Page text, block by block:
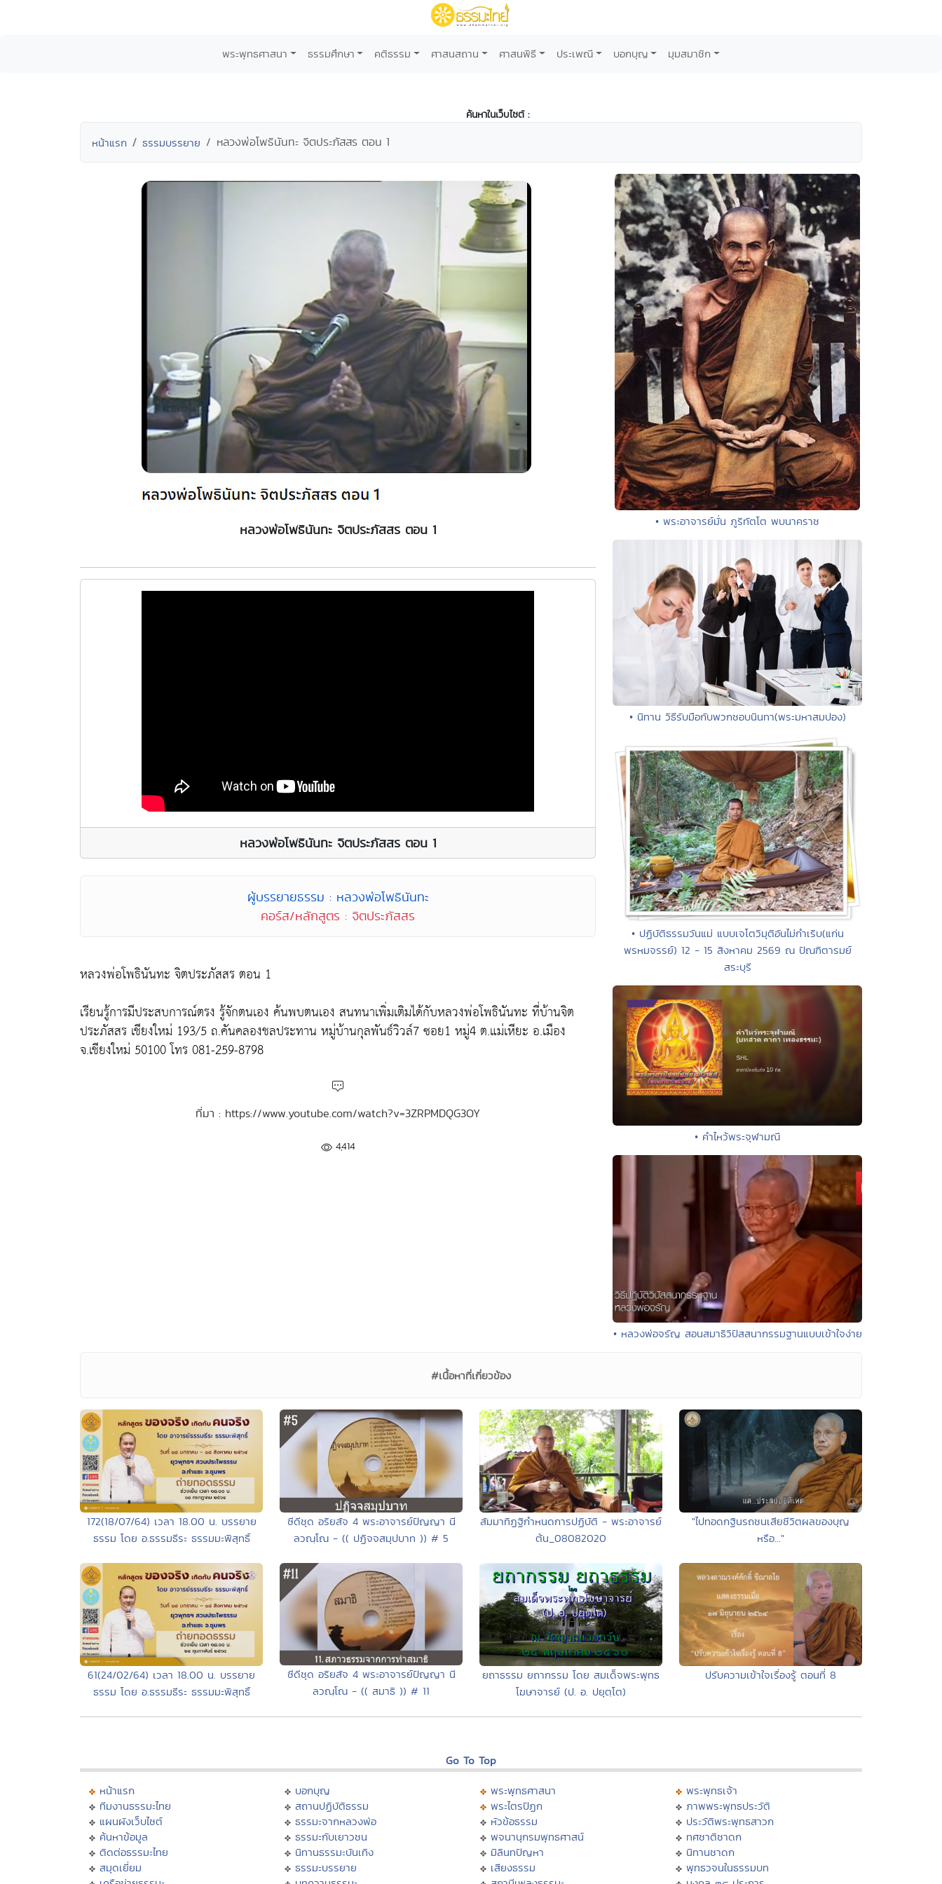
พระพุทธศาสนา ธรรมศึกษา คติธรรม ศาสนสถาน ศาสนพิธี ประเพณี บอกบุญ มุมสมาชิก
ค้นหาในเว็บไซต์ :
หน้าแรก ธรรมบรรยาย หลวงพ่อโพธินันทะ จิตประภัสสร ตอน 1
หลวงพ่อโพธินันทะ จิตประภัสสร ตอน 1
หลวงพ่อโพธินันทะ จิตประภัสสร ตอน 1
ผู้บรรยายธรรม : หลวงพ่อโพธินันทะ
คอร์ส/หลักสูตร : จิตประภัสสร
หลวงพ่อโพธินันทะ จิตประภัสสร ตอน 1
เรียนรู้การมีประสบการณ์ตรง รู้จักตนเอง ค้นพบตนเอง สนทนาเพิ่มเติมได้กับหลวงพ่อโพธินันทะ ที่บ้านจิต
ประภัสสร เชียงใหม่ 193/5 ถ.คันคลองชลประทาน หมู่บ้านกุลพันธ์วิวล์7 ซอย1 หมู่4 ต.แม่เหียะ อ.เมือง
จ.เชียงใหม่ 50100 โทร 081-259-8798
ที่มา : https://www.youtube.com/watch?v=3ZRPMDQG3OY
4,414
• พระอาจารย์มั่น ภูริทัตโต พบนาคราช
• นิทาน วิธีรับมือกับพวกชอบนินทา(พระมหาสมปอง)
• ปฏิบัติธรรมวันแม่ แบบเจโตวิมุติอันไม่กำเริบ(แก่น
พรหมจรรย์) 12 - 15 สิงหาคม 2569 ณ ปัณฑิตารมย์
สระบุรี
• คำไหว้พระจุฬามณี
• หลวงพ่อจรัญ สอนสมาธิวิปัสสนากรรมฐานแบบเข้าใจง่าย
#เนื้อหาที่เกี่ยวข้อง
172(18/07/64) เวลา 18.00 น. บรรยาย
ธรรม โดย อ.ธรรมธีระ ธรรมมะพิสุทธิ์
ซีดีชุด อริยสัจ 4 พระอาจารย์ปัญญา นี
ลวณฺโณ - (( ปฏิจจสมุปบาท )) # 5
สัมมาทิฏฐิกำหนดการปฏิบัติ - พระอาจารย์
ต้น_08082020
"ไปทอดกฐินรถชนเสียชีวิตผลของบุญ
หรือ..."
61(24/02/64) เวลา 18.00 น. บรรยาย
ธรรม โดย อ.ธรรมธีระ ธรรมมะพิสุทธิ์
ซีดีชุด อริยสัจ 4 พระอาจารย์ปัญญา นี
ลวณฺโณ - (( สมาธิ )) # 11
ยถาธรรม ยถากรรม โดย สมเด็จพระพุทธ
โฆษาจารย์ (ป. อ. ปยุตฺโต)
ปรับความเข้าใจเรื่องรู้ ตอนที่ 8
Go To Top
หน้าแรก
ทีมงานธรรมะไทย
แผนผังเว็บไซต์
ค้นหาข้อมูล
ติดต่อธรรมะไทย
สมุดเยี่ยม
บอกบุญ
สถานปฏิบัติธรรม
ธรรมะจากหลวงพ่อ
ธรรมะกับเยาวชน
นิทานธรรมะบันเทิง
ธรรมะบรรยาย
พระพุทธศาสนา
พระไตรปิฏก
หัวข้อธรรม
พจนานุกรมพุทธศาสน์
มิลินทปัญหา
เสียงธรรม
พระพุทธเจ้า
ภาพพระพุทธประวัติ
ประวัติพระพุทธสาวก
ทศชาติชาดก
นิทานชาดก
พุทธวจนในธรรมบท